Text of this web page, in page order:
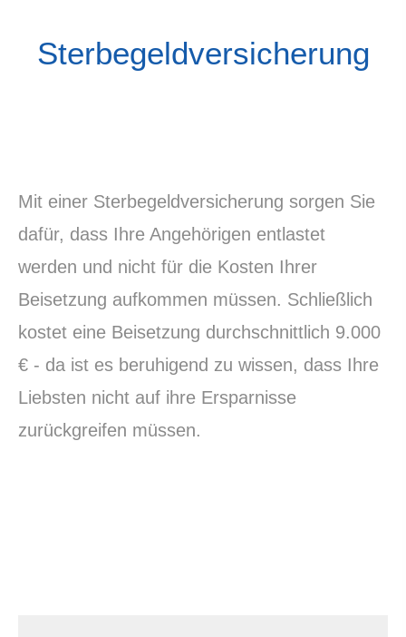
Ster­be­geldversicherung
Mit einer Ster­be­geldversicherung sorgen Sie
dafür, dass Ihre Angehörigen entlastet
werden und nicht für die Kosten Ihrer
Beisetzung aufkommen müssen. Schließlich
kostet eine Beisetzung durchschnittlich 9.000
€ - da ist es beruhigend zu wissen, dass Ihre
Liebsten nicht auf ihre Ersparnisse
zurückgreifen müssen.